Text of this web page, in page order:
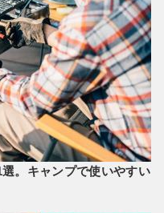
。キャンプで使いやすい